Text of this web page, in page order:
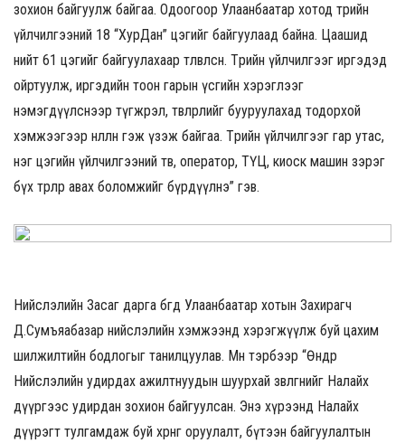
зохион байгуулж байгаа. Одоогоор Улаанбаатар хотод төрийн
үйлчилгээний 18 “ХурДан” цэгийг байгуулаад байна. Цаашид
нийт 61 цэгийг байгуулахаар төлөвлөсөн. Төрийн үйлчилгээг иргэдэд
ойртуулж, иргэдийн тоон гарын үсгийн хэрэглээг
нэмэгдүүлснээр түгжрэл, төвлөрлийг бууруулахад тодорхой
хэмжээгээр нөлөөлнө гэж үзэж байгаа. Төрийн үйлчилгээг гар утас,
нэг цэгийн үйлчилгээний төв, оператор, ТҮЦ, киоск машин зэрэг
бүх төрлөөр авах боломжийг бүрдүүлнэ” гэв.
Нийслэлийн Засаг дарга бөгөөд Улаанбаатар хотын Захирагч
Д.Сумъяабазар нийслэлийн хэмжээнд хэрэгжүүлж буй цахим
шилжилтийн бодлогыг танилцуулав. Мөн тэрбээр “Өнөөдөр
Нийслэлийн удирдах ажилтнуудын шуурхай зөвлөгөөнийг Налайх
дүүргээс удирдан зохион байгуулсан. Энэ хүрээнд Налайх
дүүрэгт тулгамдаж буй хөрөнгө оруулалт, бүтээн байгуулалтын